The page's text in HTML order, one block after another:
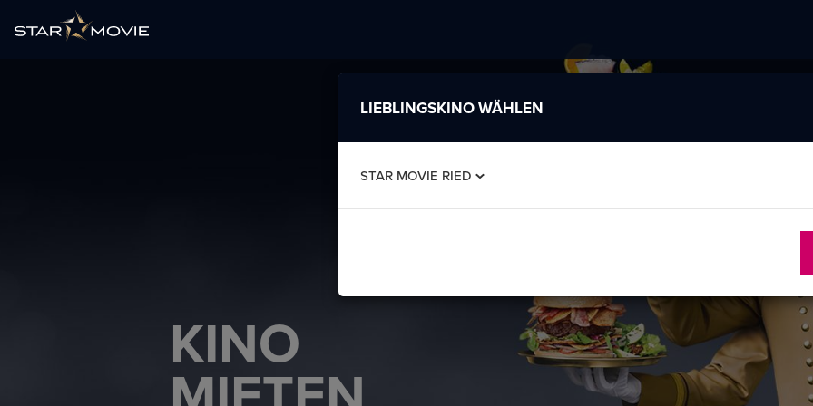
KINO
LIEBLINGSKINO WÄHLEN
STAR MOVIE RIED